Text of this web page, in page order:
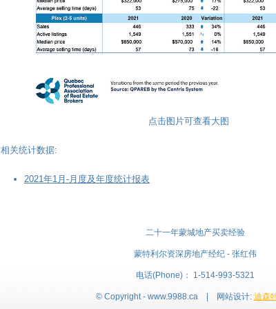
点击图片可查看大图
相关统计数据:
2021年1月-月度及年度统计报表
二十一年蒙城地产买卖经验
蒙特利尔资深房地产经纪 - 张红伟
电话(Phone)： 1-514-993-5321
© Copyright - www.9988.ca | 网站设计: 迪森